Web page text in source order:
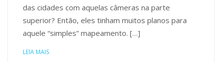
das cidades com aquelas câmeras na parte
superior? Então, eles tinham muitos planos para
aquele “simples” mapeamento. […]
LEIA MAIS